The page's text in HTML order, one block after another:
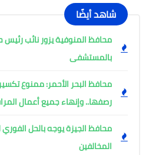
شاهد أيضًا
محافظ المنوفية يزور نائب
بالمستشفى
محافظ البحر الأحمر: ممنوع
رصفها.. وإنهاء جميع أعمال
محافظ الجيزة يوجه بالحل
المخالفين